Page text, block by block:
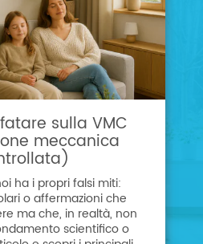
sulla VMC
meccanica
ha i propri falsi miti:
o affermazioni che
ma che, in realtà, non
scientifico o